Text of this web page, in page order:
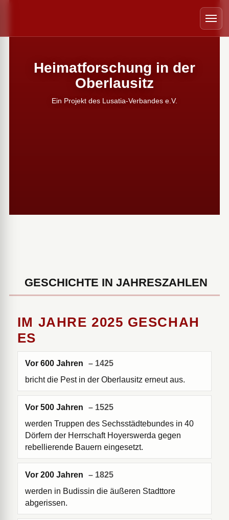
Heimatforschung in der
Oberlausitz
Ein Projekt des Lusatia-Verbandes e.V.
GESCHICHTE IN JAHRESZAHLEN
IM JAHRE 2025 GESCHAH
ES
Vor 600 Jahren
– 1425
bricht die Pest in der Oberlausitz erneut aus.
Vor 500 Jahren
– 1525
werden Truppen des Sechsstädtebundes in 40
Dörfern der Herrschaft Hoyerswerda gegen
rebellierende Bauern eingesetzt.
Vor 200 Jahren
– 1825
werden in Budissin die äußeren Stadttore
abgerissen.